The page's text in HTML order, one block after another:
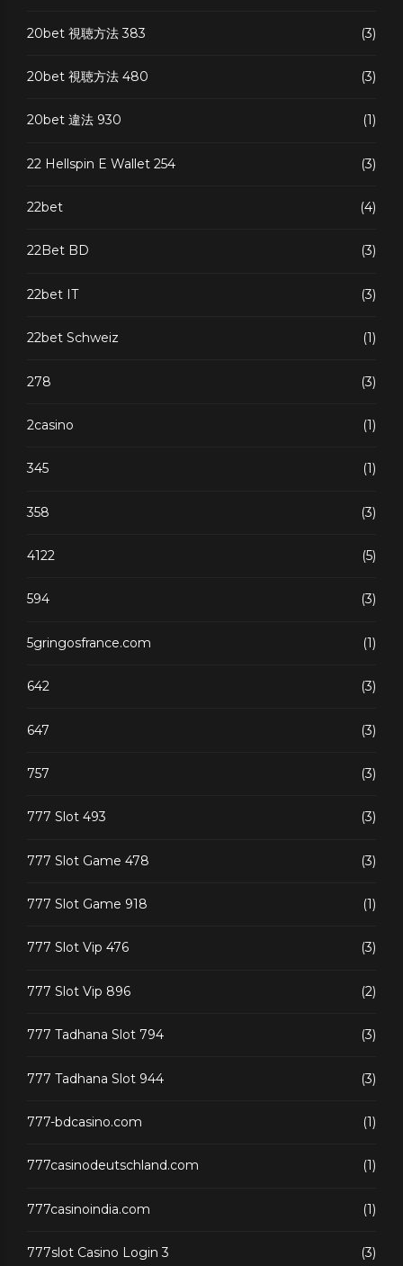
20bet 視聴方法 383 (3)
20bet 視聴方法 480 (3)
20bet 違法 930 (1)
22 Hellspin E Wallet 254 (3)
22bet (4)
22Bet BD (3)
22bet IT (3)
22bet Schweiz (1)
278 (3)
2casino (1)
345 (1)
358 (3)
4122 (5)
594 (3)
5gringosfrance.com (1)
642 (3)
647 (3)
757 (3)
777 Slot 493 (3)
777 Slot Game 478 (3)
777 Slot Game 918 (1)
777 Slot Vip 476 (3)
777 Slot Vip 896 (2)
777 Tadhana Slot 794 (3)
777 Tadhana Slot 944 (3)
777-bdcasino.com (1)
777casinodeutschland.com (1)
777casinoindia.com (1)
777slot Casino Login 3 (3)